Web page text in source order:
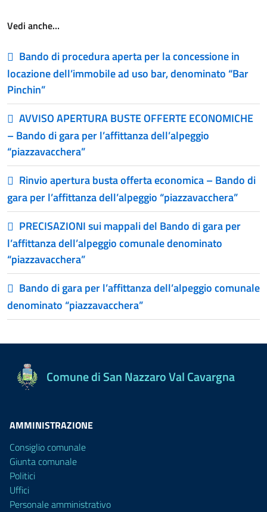
Vedi anche…
Bando di procedura aperta per la concessione in
locazione dell’immobile ad uso bar, denominato “Bar
Pinchin”
AVVISO APERTURA BUSTE OFFERTE ECONOMICHE
– Bando di gara per l’affittanza dell’alpeggio
“piazzavacchera”
Rinvio apertura busta offerta economica – Bando di
gara per l’affittanza dell’alpeggio “piazzavacchera”
PRECISAZIONI sui mappali del Bando di gara per
l’affittanza dell’alpeggio comunale denominato
“piazzavacchera”
Bando di gara per l’affittanza dell’alpeggio comunale
denominato “piazzavacchera”
Comune di San Nazzaro Val Cavargna
AMMINISTRAZIONE
Consiglio comunale
Giunta comunale
Politici
Uffici
Personale amministrativo